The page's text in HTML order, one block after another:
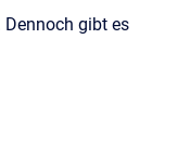
gibt es